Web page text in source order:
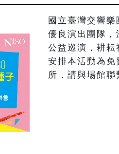
國立臺灣交響
優良演出團隊
公益巡演，耕
安排本活動為
所，請與場館聯